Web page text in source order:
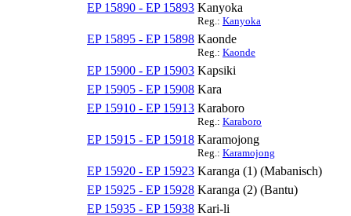
EP 15890 - EP 15893 Kanyoka
Reg.: Kanyoka
EP 15895 - EP 15898 Kaonde
Reg.: Kaonde
EP 15900 - EP 15903 Kapsiki
EP 15905 - EP 15908 Kara
EP 15910 - EP 15913 Karaboro
Reg.: Karaboro
EP 15915 - EP 15918 Karamojong
Reg.: Karamojong
EP 15920 - EP 15923 Karanga (1) (Mabanisch)
EP 15925 - EP 15928 Karanga (2) (Bantu)
EP 15935 - EP 15938 Kari-li